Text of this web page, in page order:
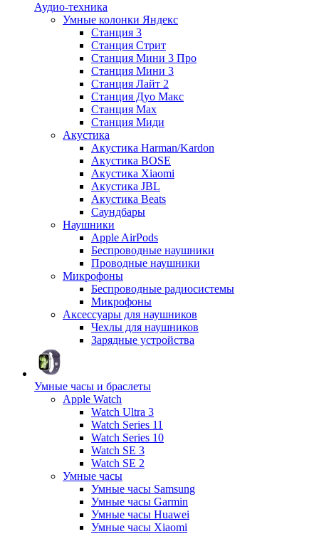
Аудио-техника
Умные колонки Яндекс
Станция 3
Станция Стрит
Станция Мини 3 Про
Станция Мини 3
Станция Лайт 2
Станция Дуо Макс
Станция Max
Станция Миди
Акустика
Акустика Harman/Kardon
Акустика BOSE
Акустика Xiaomi
Акустика JBL
Акустика Beats
Саундбары
Наушники
Apple AirPods
Беспроводные наушники
Проводные наушники
Микрофоны
Беспроводные радиосистемы
Микрофоны
Аксессуары для наушников
Чехлы для наушников
Зарядные устройства
Умные часы и браслеты
Apple Watch
Watch Ultra 3
Watch Series 11
Watch Series 10
Watch SE 3
Watch SE 2
Умные часы
Умные часы Samsung
Умные часы Garmin
Умные часы Huawei
Умные часы Xiaomi